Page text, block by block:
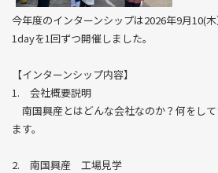
今年度のインターンシップは2026年9月10(木
1dayを1回ずつ開催しました。
【インターンシップ内容】
1. 会社概要説明
南国興産とはどんな会社なのか？何をし
ます。
2. 南国興産 工場見学